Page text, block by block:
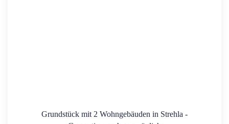
Grundstück mit 2 Wohngebäuden in Strehla -